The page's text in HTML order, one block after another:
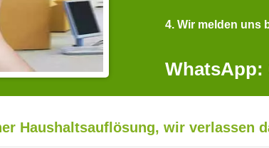
4. Wir melden uns
WhatsApp:
Haushaltsauflösung, wir verlassen